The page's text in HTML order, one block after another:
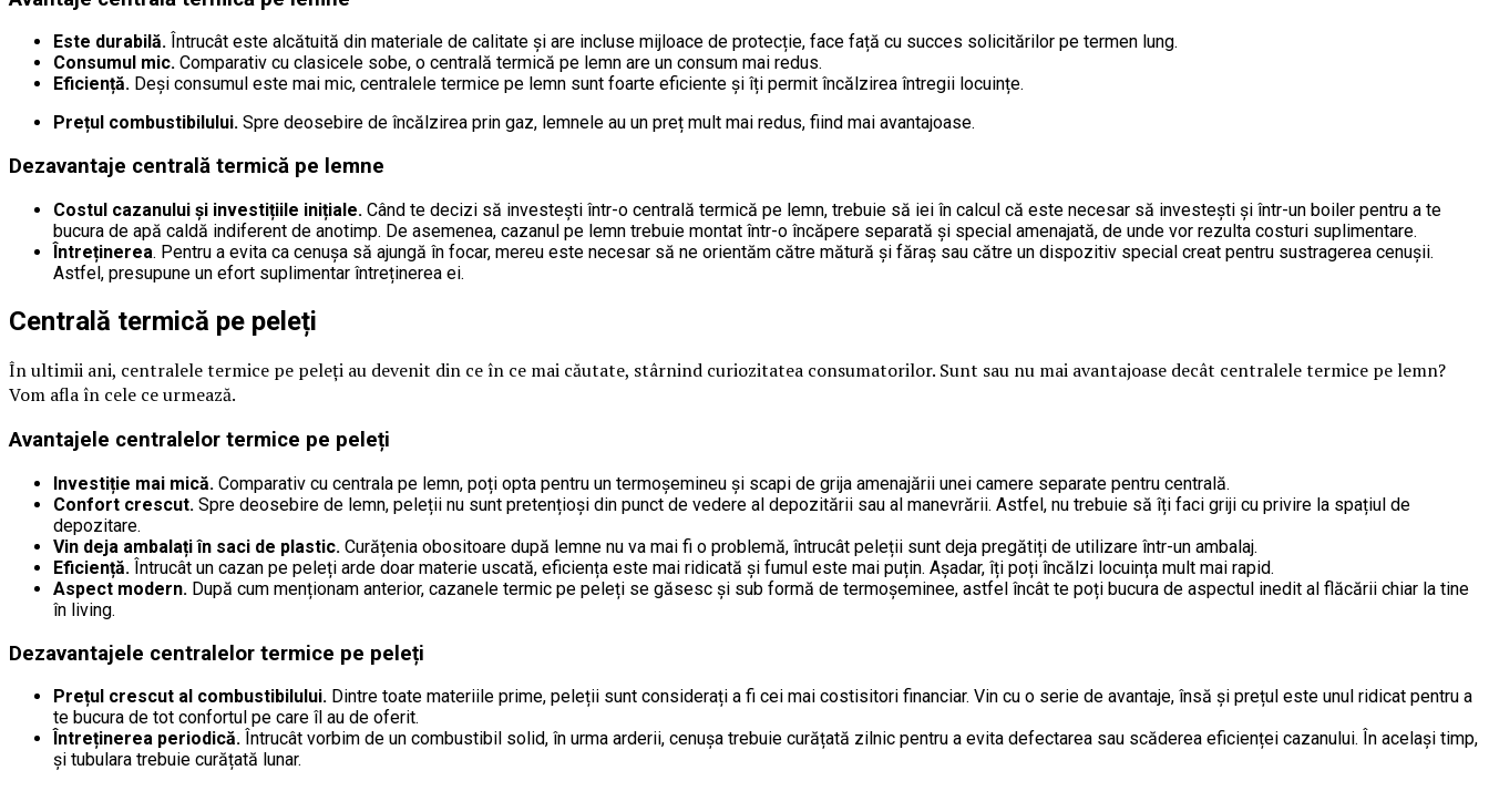
Este durabilă. Întrucât este alcătuită din materiale de calitate și are incluse mijloace de protecție, face față cu succes solicitărilor pe termen lung.
Consumul mic. Comparativ cu clasicele sobe, o centrală termică pe lemn are un consum mai redus.
Eficiență. Deși consumul este mai mic, centralele termice pe lemn sunt foarte eficiente și îți permit încălzirea întregii locuințe.
Prețul combustibilului. Spre deosebire de încălzirea prin gaz, lemnele au un preț mult mai redus, fiind mai avantajoase.
Dezavantaje centrală termică pe lemne
Costul cazanului și investițiile inițiale. Când te decizi să investești într-o centrală termică pe lemn, trebuie să iei în calcul că este necesar să investești și într-un boiler pentru a te
bucura de apă caldă indiferent de anotimp. De asemenea, cazanul pe lemn trebuie montat într-o încăpere separată și special amenajată, de unde vor rezulta costuri suplimentare.
Întreținerea. Pentru a evita ca cenușa să ajungă în focar, mereu este necesar să ne orientăm către mătură și făraș sau către un dispozitiv special creat pentru sustragerea cenușii.
Astfel, presupune un efort suplimentar întreținerea ei.
Centrală termică pe peleți
În ultimii ani, centralele termice pe peleți au devenit din ce în ce mai căutate, stârnind curiozitatea consumatorilor. Sunt sau nu mai avantajoase decât centralele termice pe lemn?
Vom afla în cele ce urmează.
Avantajele centralelor termice pe peleți
Investiție mai mică. Comparativ cu centrala pe lemn, poți opta pentru un termoșemineu și scapi de grija amenajării unei camere separate pentru centrală.
Confort crescut. Spre deosebire de lemn, peleții nu sunt pretențioși din punct de vedere al depozitării sau al manevrării. Astfel, nu trebuie să îți faci griji cu privire la spațiul de
depozitare.
Vin deja ambalați în saci de plastic. Curățenia obositoare după lemne nu va mai fi o problemă, întrucât peleții sunt deja pregătiți de utilizare într-un ambalaj.
Eficiență. Întrucât un cazan pe peleți arde doar materie uscată, eficiența este mai ridicată și fumul este mai puțin. Așadar, îți poți încălzi locuința mult mai rapid.
Aspect modern. După cum menționam anterior, cazanele termic pe peleți se găsesc și sub formă de termoșeminee, astfel încât te poți bucura de aspectul inedit al flăcării chiar la tine
în living.
Dezavantajele centralelor termice pe peleți
Prețul crescut al combustibilului. Dintre toate materiile prime, peleții sunt considerați a fi cei mai costisitori financiar. Vin cu o serie de avantaje, însă și prețul este unul ridicat pentru a
te bucura de tot confortul pe care îl au de oferit.
Întreținerea periodică. Întrucât vorbim de un combustibil solid, în urma arderii, cenușa trebuie curățată zilnic pentru a evita defectarea sau scăderea eficienței cazanului. În același timp,
și tubulara trebuie curățată lunar.